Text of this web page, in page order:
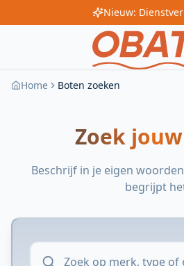
Home Boten zoeken
Zoek
Beschrijf in je eigen
begrijpt